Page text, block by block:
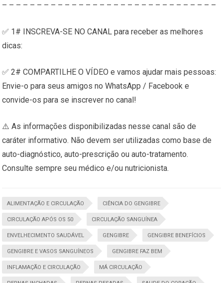
– – – – – – – – – – – – – – – – – – – – – – – – – – – – – – –
✅ 1# INSCREVA-SE NO CANAL para receber as melhores
dicas:
✅ 2# COMPARTILHE O VÍDEO e vamos ajudar mais pessoas:
Envie-o para seus amigos no WhatsApp / Facebook e
convide-os para se inscrever no canal!
⚠️ As informações disponibilizadas nesse canal são de
caráter informativo. Não devem ser utilizadas como base de
auto-diagnóstico, auto-prescrição ou auto-tratamento.
Consulte sempre seu médico e/ou nutricionista.
ALIMENTAÇÃO E CIRCULAÇÃO CIÊNCIA DO GENGIBRE
CIRCULAÇÃO APÓS OS 50 CIRCULAÇÃO SANGUÍNEA
ENVELHECIMENTO SAUDÁVEL GENGIBRE GENGIBRE BENEFÍCIOS
GENGIBRE E VASOS SANGUÍNEOS GENGIBRE FAZ BEM
INFLAMAÇÃO E CIRCULAÇÃO MÁ CIRCULAÇÃO